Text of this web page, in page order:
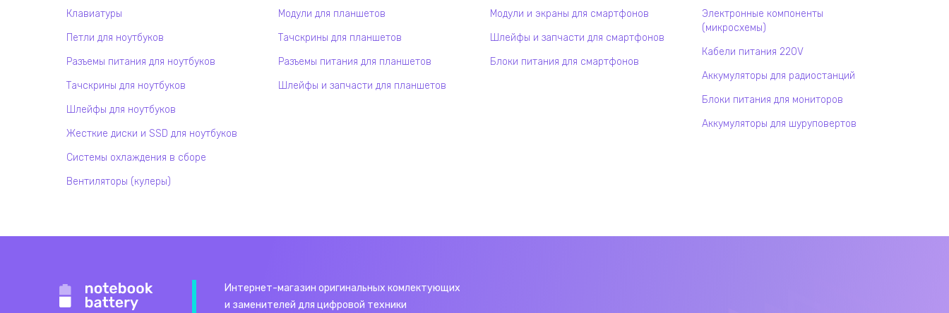
Клавиатуры
Петли для ноутбуков
Разъемы питания для ноутбуков
Тачскрины для ноутбуков
Шлейфы для ноутбуков
Жесткие диски и SSD для ноутбуков
Системы охлаждения в сборе
Вентиляторы (кулеры)
Модули для планшетов
Тачскрины для планшетов
Разъемы питания для планшетов
Шлейфы и запчасти для планшетов
Модули и экраны для смартфонов
Шлейфы и запчасти для смартфонов
Блоки питания для смартфонов
Электронные компоненты
(микросхемы)
Кабели питания 220V
Аккумуляторы для радиостанций
Блоки питания для мониторов
Аккумуляторы для шуруповертов
Интернет-магазин оригинальных комлектующих
и заменителей для цифровой техники